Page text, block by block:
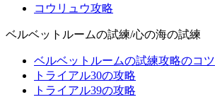
コウリュウ攻略
ベルベットルームの試練/心の海の試練
ベルベットルームの試練攻略のコツ
トライアル30の攻略
トライアル39の攻略